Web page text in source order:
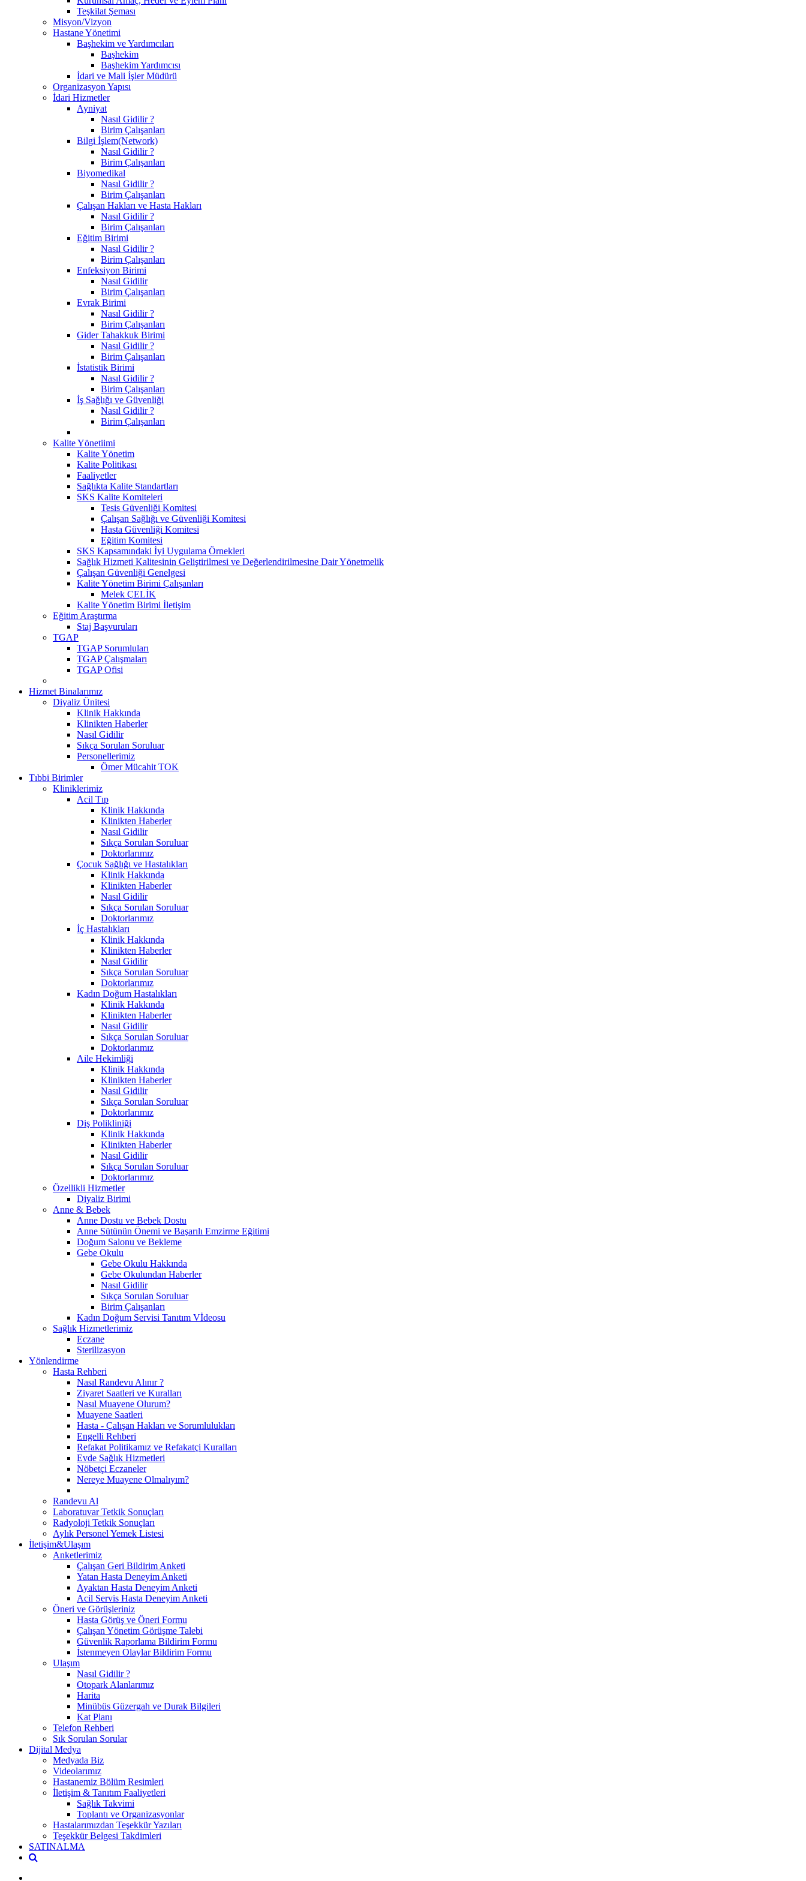
Teşkilat Şeması
Misyon/Vizyon
Hastane Yönetimi
Başhekim ve Yardımcıları
Başhekim
Başhekim Yardımcısı
İdari ve Mali İşler Müdürü
Organizasyon Yapısı
İdari Hizmetler
Ayniyat
Nasıl Gidilir ?
Birim Çalışanları
Bilgi İşlem(Network)
Nasıl Gidilir ?
Birim Çalışanları
Biyomedikal
Nasıl Gidilir ?
Birim Çalışanları
Çalışan Hakları ve Hasta Hakları
Nasıl Gidilir ?
Birim Çalışanları
Eğitim Birimi
Nasıl Gidilir ?
Birim Çalışanları
Enfeksiyon Birimi
Nasıl Gidilir
Birim Çalışanları
Evrak Birimi
Nasıl Gidilir ?
Birim Çalışanları
Gider Tahakkuk Birimi
Nasıl Gidilir ?
Birim Çalışanları
İstatistik Birimi
Nasıl Gidilir ?
Birim Çalışanları
İş Sağlığı ve Güvenliği
Nasıl Gidilir ?
Birim Çalışanları
Kalite Yönetiimi
Kalite Yönetim
Kalite Politikası
Faaliyetler
Sağlıkta Kalite Standartları
SKS Kalite Komiteleri
Tesis Güvenliği Komitesi
Çalışan Sağlığı ve Güvenliği Komitesi
Hasta Güvenliği Komitesi
Eğitim Komitesi
SKS Kapsamındaki İyi Uygulama Örnekleri
Sağlık Hizmeti Kalitesinin Geliştirilmesi ve Değerlendirilmesine Dair Yönetmelik
Çalışan Güvenliği Genelgesi
Kalite Yönetim Birimi Çalışanları
Melek ÇELİK
Kalite Yönetim Birimi İletişim
Eğitim Araştırma
Staj Başvuruları
TGAP
TGAP Sorumluları
TGAP Çalışmaları
TGAP Ofisi
Hizmet Binalarımız
Diyaliz Ünitesi
Klinik Hakkında
Klinikten Haberler
Nasıl Gidilir
Sıkça Sorulan Soruluar
Personellerimiz
Ömer Mücahit TOK
Tıbbi Birimler
Kliniklerimiz
Acil Tıp
Klinik Hakkında
Klinikten Haberler
Nasıl Gidilir
Sıkça Sorulan Soruluar
Doktorlarımız
Çocuk Sağlığı ve Hastalıkları
Klinik Hakkında
Klinikten Haberler
Nasıl Gidilir
Sıkça Sorulan Soruluar
Doktorlarımız
İç Hastalıkları
Klinik Hakkında
Klinikten Haberler
Nasıl Gidilir
Sıkça Sorulan Soruluar
Doktorlarımız
Kadın Doğum Hastalıkları
Klinik Hakkında
Klinikten Haberler
Nasıl Gidilir
Sıkça Sorulan Soruluar
Doktorlarımız
Aile Hekimliği
Klinik Hakkında
Klinikten Haberler
Nasıl Gidilir
Sıkça Sorulan Soruluar
Doktorlarımız
Diş Polikliniği
Klinik Hakkında
Klinikten Haberler
Nasıl Gidilir
Sıkça Sorulan Soruluar
Doktorlarımız
Özellikli Hizmetler
Diyaliz Birimi
Anne & Bebek
Anne Dostu ve Bebek Dostu
Anne Sütünün Önemi ve Başarılı Emzirme Eğitimi
Doğum Salonu ve Bekleme
Gebe Okulu
Gebe Okulu Hakkında
Gebe Okulundan Haberler
Nasıl Gidilir
Sıkça Sorulan Soruluar
Birim Çalışanları
Kadın Doğum Servisi Tanıtım Vİdeosu
Sağlık Hizmetlerimiz
Eczane
Sterilizasyon
Yönlendirme
Hasta Rehberi
Nasıl Randevu Alınır ?
Ziyaret Saatleri ve Kuralları
Nasıl Muayene Olurum?
Muayene Saatleri
Hasta - Çalışan Hakları ve Sorumlulukları
Engelli Rehberi
Refakat Politikamız ve Refakatçi Kuralları
Evde Sağlık Hizmetleri
Nöbetçi Eczaneler
Nereye Muayene Olmalıyım?
Randevu Al
Laboratuvar Tetkik Sonuçları
Radyoloji Tetkik Sonuçları
Aylık Personel Yemek Listesi
İletişim&Ulaşım
Anketlerimiz
Çalışan Geri Bildirim Anketi
Yatan Hasta Deneyim Anketi
Ayaktan Hasta Deneyim Anketi
Acil Servis Hasta Deneyim Anketi
Öneri ve Görüşleriniz
Hasta Görüş ve Öneri Formu
Çalışan Yönetim Görüşme Talebi
Güvenlik Raporlama Bildirim Formu
İstenmeyen Olaylar Bildirim Formu
Ulaşım
Nasıl Gidilir ?
Otopark Alanlarımız
Harita
Minübüs Güzergah ve Durak Bilgileri
Kat Planı
Telefon Rehberi
Sık Sorulan Sorular
Dijital Medya
Medyada Biz
Videolarımız
Hastanemiz Bölüm Resimleri
İletişim & Tanıtım Faaliyetleri
Sağlık Takvimi
Toplantı ve Organizasyonlar
Hastalarımızdan Teşekkür Yazıları
Teşekkür Belgesi Takdimleri
SATINALMA